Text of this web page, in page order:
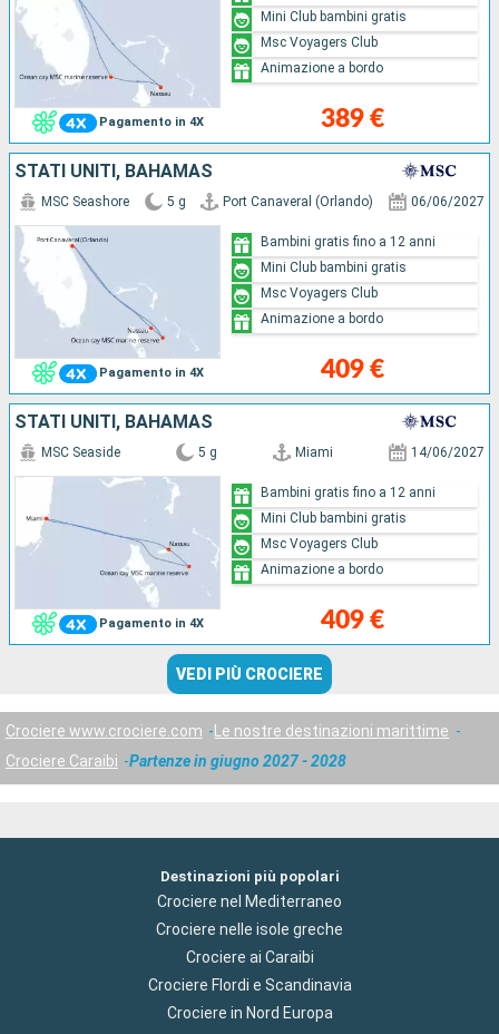
Pagamento in 4X 389 €
Mini Club bambini gratis
Msc Voyagers Club
Animazione a bordo
STATI UNITI, BAHAMAS
Pagamento in 4X
MSC Seashore 5 g Port Canaveral (Orlando) 06/06/2027
409 €
Bambini gratis fino a 12 anni
Mini Club bambini gratis
Msc Voyagers Club
Animazione a bordo
STATI UNITI, BAHAMAS
Pagamento in 4X
MSC Seaside 5 g Miami 14/06/2027
409 €
Bambini gratis fino a 12 anni
Mini Club bambini gratis
Msc Voyagers Club
Animazione a bordo
VEDI PIÙ CROCIERE
Crociere www.crociere.com
Le nostre destinazioni marittime
Crociere Caraibi
Partenze in giugno 2027 - 2028
Destinazioni più popolari
Crociere nel Mediterraneo
Crociere nelle isole greche
Crociere ai Caraibi
Crociere Flordi e Scandinavia
Crociere in Nord Europa